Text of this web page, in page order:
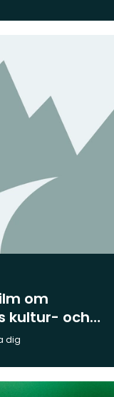
om
kultur- och
dig